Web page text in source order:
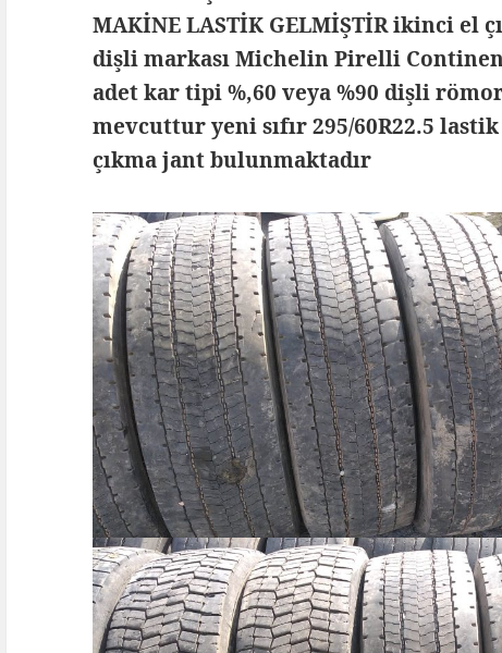
MAKİNE LASTİK GELMİŞTİR ikinci el
dişli markası Michelin Pirelli
adet kar tipi %,60 veya %90 dişli
mevcuttur yeni sıfır 295/60R22.5
çıkma jant bulunmaktadır